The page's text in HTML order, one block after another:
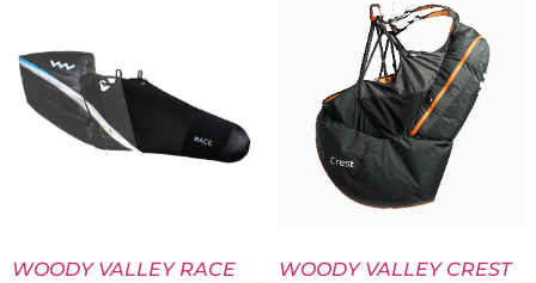
WOODY VALLEY RACE WOODY VALLEY CREST